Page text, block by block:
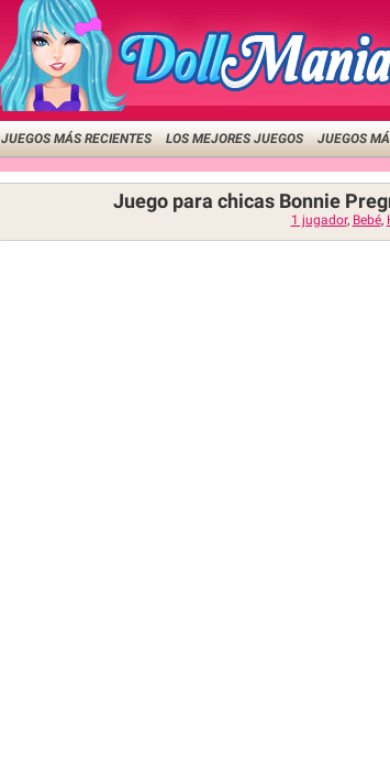
JUEGOS MÁS RECIENTES LOS MEJORES JUEGOS JUEGOS
Juego para chicas Bonnie
1 jugador, Bebé,